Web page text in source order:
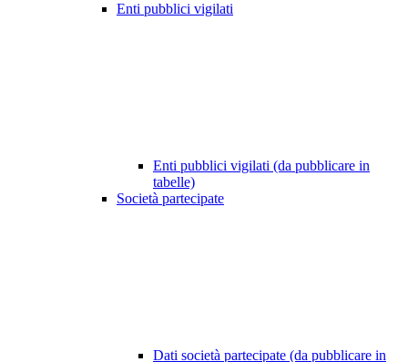
Enti pubblici vigilati
Enti pubblici vigilati (da pubblicare in
tabelle)
Società partecipate
Dati società partecipate (da pubblicare in